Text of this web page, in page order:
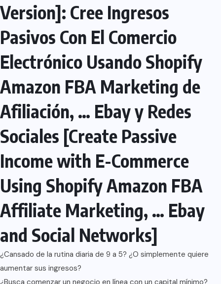
Version]: Cree Ingresos
Pasivos Con El Comercio
Electrónico Usando Shopify
Amazon FBA Marketing de
Afiliación, … Ebay y Redes
Sociales [Create Passive
Income with E-Commerce
Using Shopify Amazon FBA
Affiliate Marketing, … Ebay
and Social Networks]
¿Cansado de la rutina diaria de 9 a 5? ¿O simplemente quiere
aumentar sus ingresos?
¿Busca comenzar un negocio en línea con un capital mínimo?